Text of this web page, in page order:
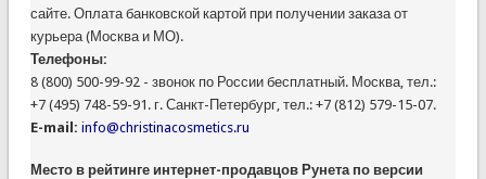
сайте. Оплата банковской картой при получении заказа от
курьера (Москва и МО).
Телефоны:
8 (800) 500-99-92 - звонок по России бесплатный. Москва, тел.:
+7 (495) 748-59-91. г. Санкт-Петербург, тел.: +7 (812) 579-15-07.
E-mail: info@christinacosmetics.ru
Место в рейтинге интернет-продавцов Рунета по версии